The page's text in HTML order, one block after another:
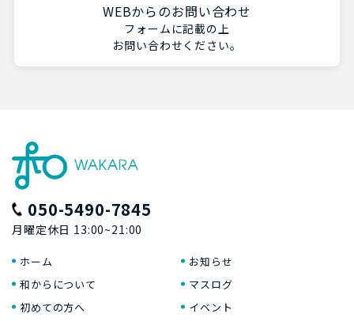
WEBからのお問い合わせ
フォームに記載の上
お問い合わせください。
050-5490-7845
月曜定休日 13:00~21:00
ホーム
和からについて
初めての方へ
お知らせ
マスログ
イベント